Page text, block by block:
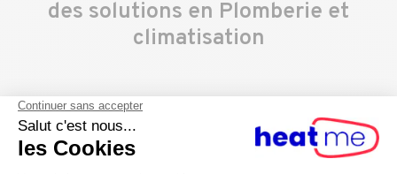
des solutions en Plomberie et
climatisation
Plomberie